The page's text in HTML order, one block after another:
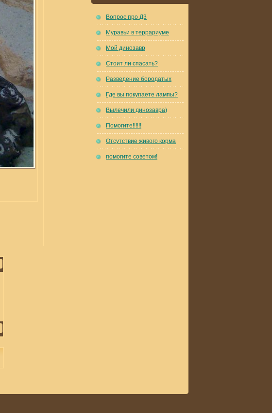
Вопрос про Д3
Муравьи в террариуме
Мой динозавр
Стоит ли спасать?
Разведение бородатых
Где вы покупаете лампы?
Вылечили динозавра)
Помогите!!!!!!
Отсутствие живого корма
помогите советом!